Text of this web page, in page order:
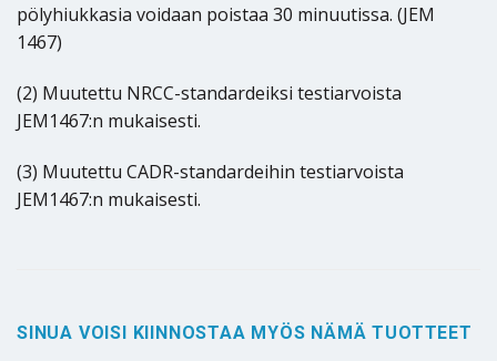
pölyhiukkasia voidaan poistaa 30 minuutissa. (JEM
1467)
(2) Muutettu NRCC-standardeiksi testiarvoista
JEM1467:n mukaisesti.
(3) Muutettu CADR-standardeihin testiarvoista
JEM1467:n mukaisesti.
SINUA VOISI KIINNOSTAA MYÖS NÄMÄ TUOTTEET